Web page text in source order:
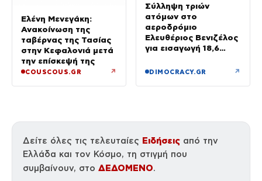
Ελένη Μενεγάκη:
Ανακοίνωση της
ταβέρνας της Τασίας
στην Κεφαλονιά μετά
την επίσκεψή της
COUSCOUS.GR ↗
Σύλληψη τριών
ατόμων στο
αεροδρόμιο
Ελευθέριος Βενιζέλος
για εισαγωγή 18,6
κάνναβης σε
DIMOCRACY.GR ↗
Δείτε όλες τις τελευταίες Ειδήσεις από την
Ελλάδα και τον Κόσμο, τη στιγμή που
συμβαίνουν, στο ΔΕΔΟΜΕΝΟ.